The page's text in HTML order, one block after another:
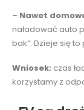
– Nawet
naładować auto
bak”. Dzieje się
Wniosek: czas
korzystamy z